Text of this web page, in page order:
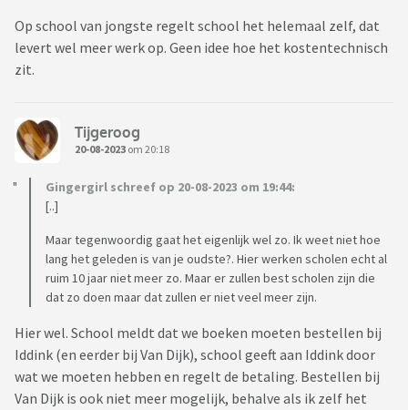
Op school van jongste regelt school het helemaal zelf, dat
levert wel meer werk op. Geen idee hoe het kostentechnisch
zit.
Tijgeroog
20-08-2023 om 20:18
Gingergirl schreef op 20-08-2023 om 19:44:
[..]
Maar tegenwoordig gaat het eigenlijk wel zo. Ik weet niet hoe
lang het geleden is van je oudste?. Hier werken scholen echt al
ruim 10 jaar niet meer zo. Maar er zullen best scholen zijn die
dat zo doen maar dat zullen er niet veel meer zijn.
Hier wel. School meldt dat we boeken moeten bestellen bij
Iddink (en eerder bij Van Dijk), school geeft aan Iddink door
wat we moeten hebben en regelt de betaling. Bestellen bij
Van Dijk is ook niet meer mogelijk, behalve als ik zelf het